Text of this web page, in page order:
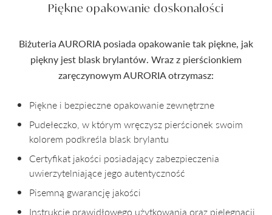
Piękne opakowanie doskonałości
Biżuteria AURORIA posiada opakowanie tak piękne, jak
piękny jest blask brylantów. Wraz z pierścionkiem
zaręczynowym AURORIA otrzymasz:
Piękne i bezpieczne opakowanie zewnętrzne
Pudełeczko, w którym wręczysz pierścionek swoim
kolorem podkreśla blask brylantu
Certyfikat jakości posiadający zabezpieczenia
uwierzytelniające jego autentyczność
Pisemną gwarancję jakości
Instrukcję prawidłowego użytkowania oraz pielęgnacji